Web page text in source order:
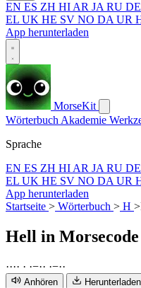
EN ES ZH HI AR JA RU DE
EL UK HE SV NO DA UR
App herunterladen
MorseKit
Wörterbuch Akademie
Sprache
EN ES ZH HI AR JA RU DE
EL UK HE SV NO DA UR
App herunterladen
Startseite > Wörterbuch > H >
Hell in Morsecode
···· · ·−·· ·−··
Anhören